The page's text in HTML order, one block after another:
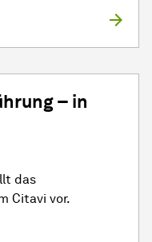
– in
das
Citavi vor.